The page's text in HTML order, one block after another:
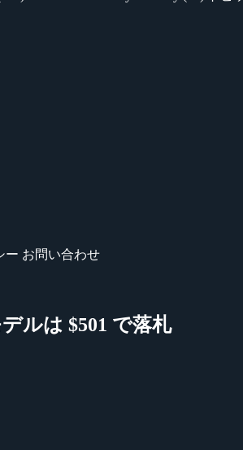
ー お問い合わせ
ルは $501 で落札